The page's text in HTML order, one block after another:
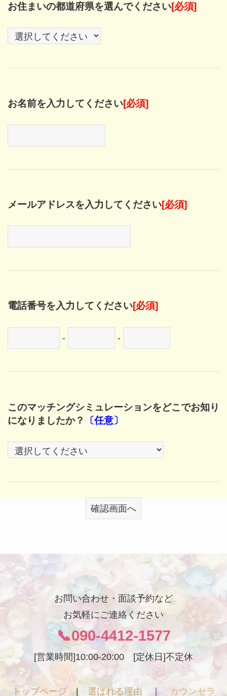
お住まいの都道府県を選んでください[必須]
お名前を入力してください[必須]
メールアドレスを入力してください[必須]
電話番号を入力してください[必須]
- -
このマッチングシミュレーションをどこでお知り
になりましたか？
〔任意〕
お問い合わせ・面談予約など
お気軽にご連絡ください
📞090-4412-1577
[営業時間]10:00-20:00 [定休日]不定休
トップページ | 選ばれる理由 ｜ カウンセラ